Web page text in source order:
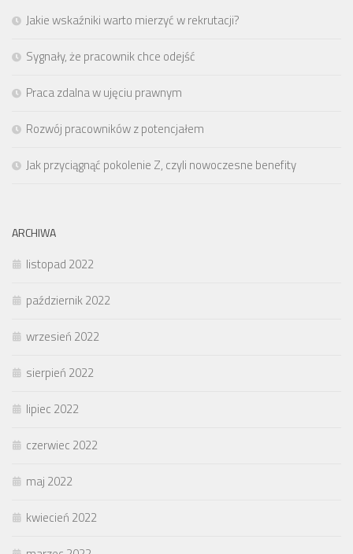
Jakie wskaźniki warto mierzyć w rekrutacji?
Sygnały, że pracownik chce odejść
Praca zdalna w ujęciu prawnym
Rozwój pracowników z potencjałem
Jak przyciągnąć pokolenie Z, czyli nowoczesne benefity
ARCHIWA
listopad 2022
październik 2022
wrzesień 2022
sierpień 2022
lipiec 2022
czerwiec 2022
maj 2022
kwiecień 2022